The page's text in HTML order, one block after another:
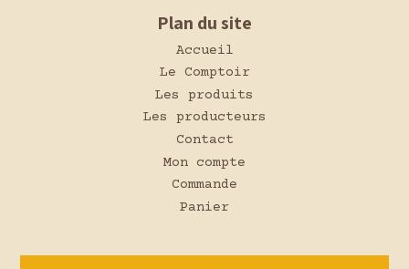
Plan du site
Accueil
Le Comptoir
Les produits
Les producteurs
Contact
Mon compte
Commande
Panier